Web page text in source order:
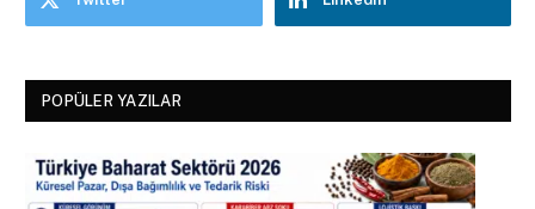
POPÜLER YAZILAR